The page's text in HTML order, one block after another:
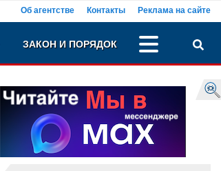
Об агентстве Контакты Реклама на сайте
ЗАКОН И ПОРЯДОК